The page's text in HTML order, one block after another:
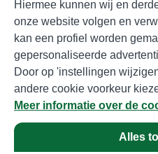
Hiermee kunnen wij en
onze website volgen en
kan een profiel worden
gepersonaliseerde
Door op 'instellingen
andere cookie voorkeur
Meer informatie over de
Alles
info@fsin.nl
Nieuwsbrief
Elke maand de beste
voor de foodmarkt!
Inschrijven